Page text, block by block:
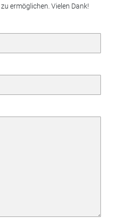
ermöglichen. Vielen Dank!